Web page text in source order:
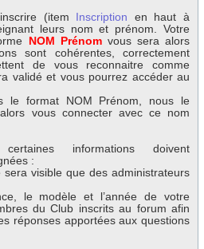
(item Inscription en haut à
leurs nom et prénom. Votre
NOM Prénomvous sera alors
sont cohérentes, correctement
de vous reconnaitre comme
validé et vous pourrez accéder au
le format NOM Prénom, nous le
vous connecter avec ce nom
informations doivent
:
sera visible que des administrateurs
le modèle et l’année de votre
du Club inscrits au forum afin
réponses apportées aux questions